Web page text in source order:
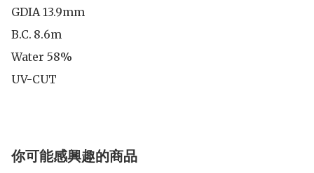
GDIA 13.9mm
B.C.	8.6m
Water 58%
UV-CUT
你可能感興趣的商品